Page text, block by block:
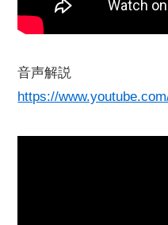
音声解説
https://